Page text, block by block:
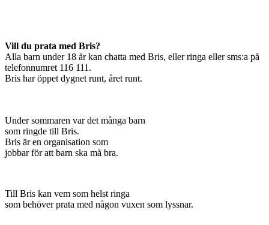
Vill du prata med Bris?
Alla barn under 18 år kan chatta med Bris, eller ringa eller sms:a på
telefonnumret 116 111.
Bris har öppet dygnet runt, året runt.
Under sommaren var det många barn
som ringde till Bris.
Bris är en organisation som
jobbar för att barn ska må bra.
Till Bris kan vem som helst ringa
som behöver prata med någon vuxen som lyssnar.